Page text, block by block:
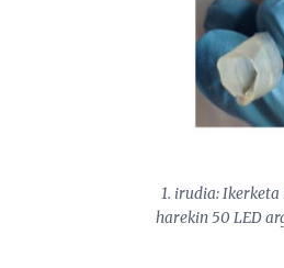
1. irudia:
harekin 50 LED